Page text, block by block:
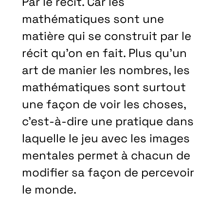
mathématiques sont une
matière qui se construit par le
récit qu’on en fait. Plus qu’un
art de manier les nombres, les
mathématiques sont surtout
une façon de voir les choses,
c’est-à-dire une pratique dans
laquelle le jeu avec les images
mentales permet à chacun de
modifier sa façon de percevoir
le monde.